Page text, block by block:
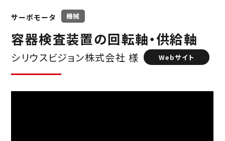
金属研磨自動化システム
金属ワーク取り出しシステム
物流システム
段ボール箱パレタイジングシステム
工作機械向けAGV＋ロボットシステム
検査システム
AI外観検査装置
制御システム
サーボモータ 機械
容器検査装置の回転軸・供給軸
シリウスビジョン株式会社 様 Webサイト